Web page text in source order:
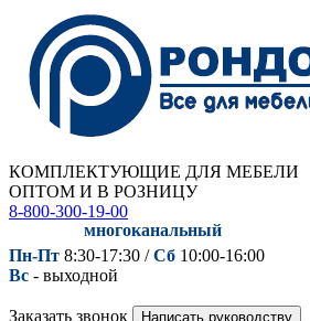
КОМПЛЕКТУЮЩИЕ ДЛЯ МЕБЕЛИ
ОПТОМ И В РОЗНИЦУ
8-800-300-19-00
многоканальный
Пн-Пт 8:30-17:30 /Сб 10:00-16:00
Вс - выходной
Заказать звонок Написать руководству